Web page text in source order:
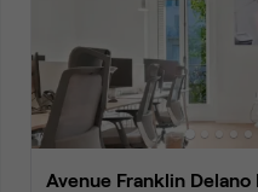
Avenue Franklin